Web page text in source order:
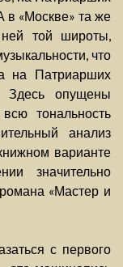
в «Москве» та же
той широты,
что
на Патриарших
Здесь опущены
тональность
анализ
варианте
значительно
«Мастер и
с первого